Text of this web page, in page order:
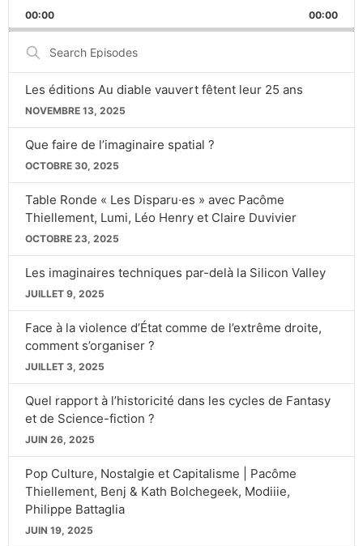
RATE
FORWARD
00:00 00:00
Search
Episodes
Les éditions Au diable vauvert fêtent leur 25 ans
NOVEMBRE 13, 2025
Que faire de l’imaginaire spatial ?
OCTOBRE 30, 2025
Table Ronde « Les Disparu·es » avec Pacôme
Thiellement, Lumi, Léo Henry et Claire Duvivier
OCTOBRE 23, 2025
Les imaginaires techniques par-delà la Silicon Valley
JUILLET 9, 2025
Face à la violence d’État comme de l’extrême droite,
comment s’organiser ?
JUILLET 3, 2025
Quel rapport à l’historicité dans les cycles de Fantasy
et de Science-fiction ?
JUIN 26, 2025
Pop Culture, Nostalgie et Capitalisme | Pacôme
Thiellement, Benj & Kath Bolchegeek, Modiiie,
Philippe Battaglia
JUIN 19, 2025